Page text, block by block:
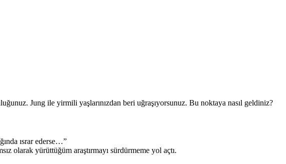
Jung ile yirmili yaşlarınızdan beri uğraşıyorsunuz. Bu noktaya nasıl geldiniz?
ısrar ederse…”
olarak yürüttüğüm araştırmayı sürdürmeme yol açtı.